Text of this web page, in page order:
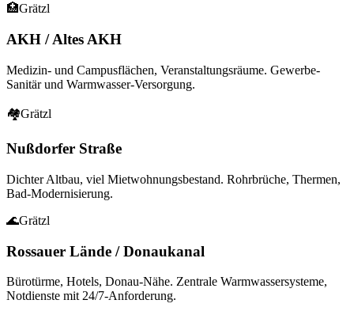
🏥Grätzl
AKH / Altes AKH
Medizin- und Campusflächen, Veranstaltungsräume. Gewerbe-
Sanitär und Warmwasser-Versorgung.
🏘Grätzl
Nußdorfer Straße
Dichter Altbau, viel Mietwohnungsbestand. Rohrbrüche, Thermen,
Bad-Modernisierung.
🌊Grätzl
Rossauer Lände / Donaukanal
Bürotürme, Hotels, Donau-Nähe. Zentrale Warmwassersysteme,
Notdienste mit 24/7-Anforderung.